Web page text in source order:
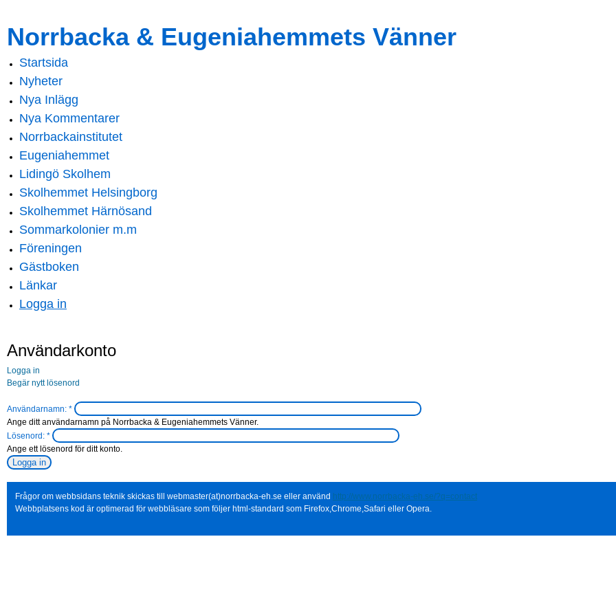
main
content
navigation
Norrbacka & Eugeniahemmets Vänner
Main menu
Startsida
Nyheter
Nya Inlägg
Nya Kommentarer
Norrbackainstitutet
Eugeniahemmet
Lidingö Skolhem
Skolhemmet Helsingborg
Skolhemmet Härnösand
Sommarkolonier m.m
Föreningen
Gästboken
Länkar
Logga in
Användarkonto
Logga in
Begär nytt lösenord
Användarnamn: *
Ange ditt användarnamn på Norrbacka & Eugeniahemmets Vänner.
Lösenord: *
Ange ett lösenord för ditt konto.
Frågor om webbsidans teknik skickas till webmaster(at)norrbacka-eh.se eller använd http://www.norrbacka-eh.se/?q=contact
Webbplatsens kod är optimerad för webbläsare som följer html-standard som Firefox,Chrome,Safari eller Opera.